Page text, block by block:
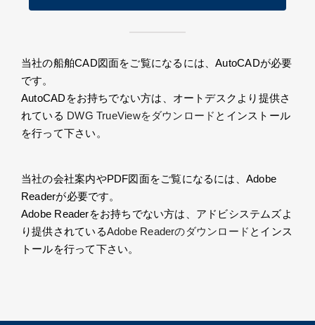
当社の船舶CAD図面をご覧になるには、AutoCADが必要
です。
AutoCADをお持ちでない方は、オートデスクより提供さ
れている DWG TrueViewをダウンロード とインストール
を行って下さい。
当社の会社案内やPDF図面をご覧になるには、Adobe
Readerが必要です。
Adobe Readerをお持ちでない方は、アドビシステムズよ
り提供されているAdobe Readerのダウンロード とインス
トールを行って下さい。